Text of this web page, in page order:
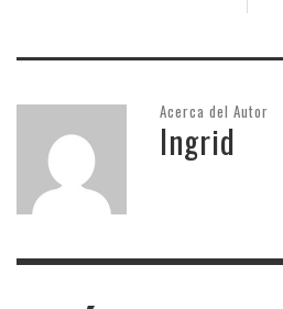
Acerca del Autor
Ingrid